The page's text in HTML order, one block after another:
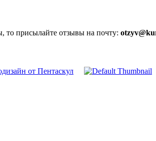
то присылайте отзывы на почту:
от Пентаскул